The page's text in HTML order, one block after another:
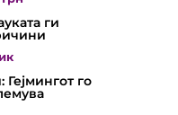
ги
Гејмингот го